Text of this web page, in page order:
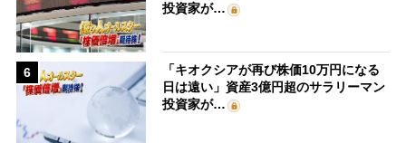
投資家が…
6
「キオクシアが再び株価10万円になる
日は遠い」資産3億円超のサラリーマン
投資家が…